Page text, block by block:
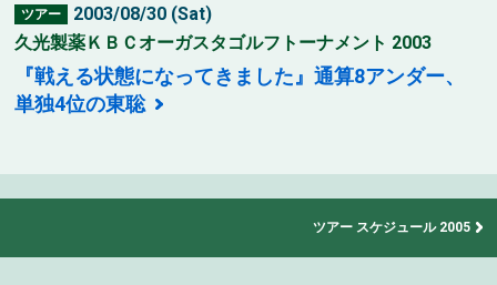
ツアー
2003/08/30 (Sat)
久光製薬ＫＢＣオーガスタゴルフトーナメント 2003
『戦える状態になってきました』通算8アンダー、
単独4位の東聡
ツアー スケジュール 2005